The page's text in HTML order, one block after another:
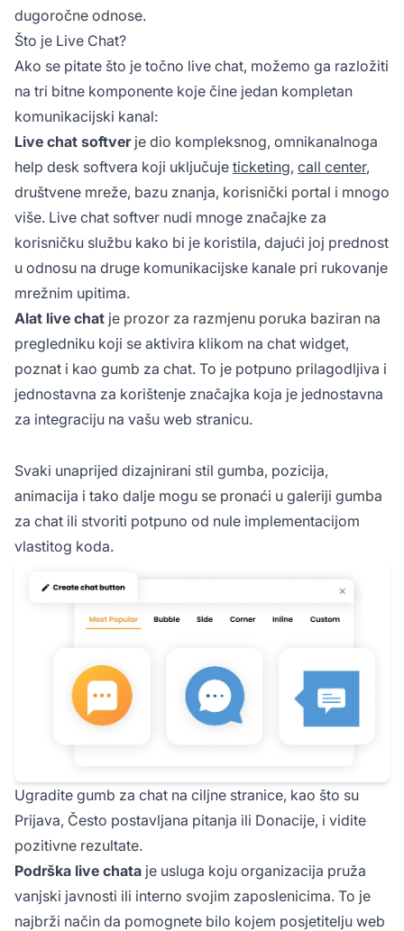
dugoročne odnose.
Što je Live Chat?
Ako se pitate što je točno live chat, možemo ga razložiti
na tri bitne komponente koje čine jedan kompletan
komunikacijski kanal:
Live chat softverje dio kompleksnog, omnikanalnoga
help desk softvera koji uključuje ticketing, call center,
društvene mreže, bazu znanja, korisnički portal i mnogo
više. Live chat softver nudi mnoge značajke za
korisničku službu kako bi je koristila, dajući joj prednost
u odnosu na druge komunikacijske kanale pri rukovanje
mrežnim upitima.
Alat live chat je prozor za razmjenu poruka baziran na
pregledniku koji se aktivira klikom na chat widget,
poznat i kao gumb za chat. To je potpuno prilagodljiva i
jednostavna za korištenje značajka koja je jednostavna
za integraciju na vašu web stranicu.
Svaki unaprijed dizajnirani stil gumba, pozicija,
animacija i tako dalje mogu se pronaći u galeriji gumba
za chat ili stvoriti potpuno od nule implementacijom
vlastitog koda.
Ugradite gumb za chat na ciljne stranice, kao što su
Prijava, Često postavljana pitanja ili Donacije, i vidite
pozitivne rezultate.
Podrška live chata je usluga koju organizacija pruža
vanjski javnosti ili interno svojim zaposlenicima. To je
najbrži način da pomognete bilo kojem posjetitelju web